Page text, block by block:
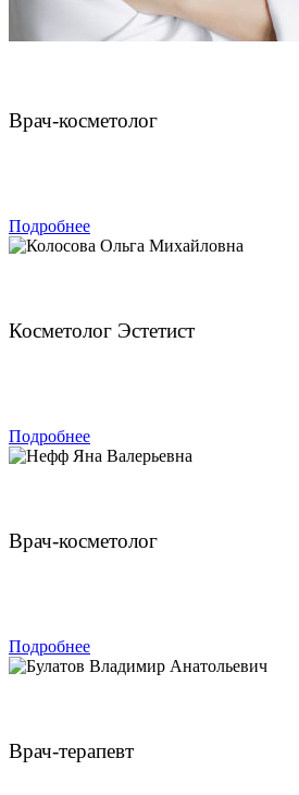
Врач-косметолог
Подробнее
Косметолог Эстетист
Подробнее
Врач-косметолог
Подробнее
Врач-терапевт